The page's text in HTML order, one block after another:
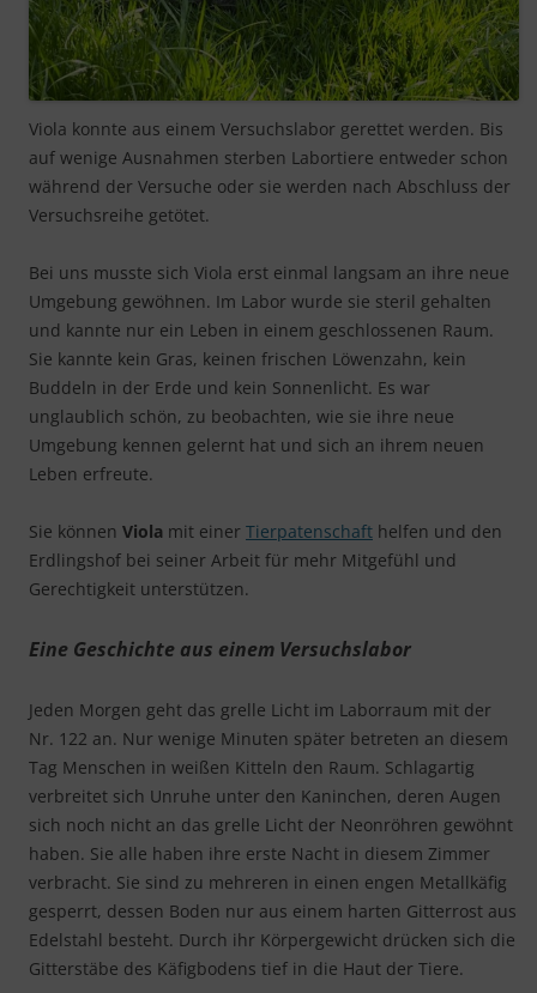
Viola konnte aus einem Versuchslabor gerettet werden. Bis
auf wenige Ausnahmen sterben Labortiere entweder schon
während der Versuche oder sie werden nach Abschluss der
Versuchsreihe getötet.
Bei uns musste sich Viola erst einmal langsam an ihre neue
Umgebung gewöhnen. Im Labor wurde sie steril gehalten
und kannte nur ein Leben in einem geschlossenen Raum.
Sie kannte kein Gras, keinen frischen Löwenzahn, kein
Buddeln in der Erde und kein Sonnenlicht. Es war
unglaublich schön, zu beobachten, wie sie ihre neue
Umgebung kennen gelernt hat und sich an ihrem neuen
Leben erfreute.
Sie können Viola mit einer Tierpatenschaft helfen und den
Erdlingshof bei seiner Arbeit für mehr Mitgefühl und
Gerechtigkeit unterstützen.
Eine Geschichte aus einem Versuchslabor
Jeden Morgen geht das grelle Licht im Laborraum mit der
Nr. 122 an. Nur wenige Minuten später betreten an diesem
Tag Menschen in weißen Kitteln den Raum. Schlagartig
verbreitet sich Unruhe unter den Kaninchen, deren Augen
sich noch nicht an das grelle Licht der Neonröhren gewöhnt
haben. Sie alle haben ihre erste Nacht in diesem Zimmer
verbracht. Sie sind zu mehreren in einen engen Metallkäfig
gesperrt, dessen Boden nur aus einem harten Gitterrost aus
Edelstahl besteht. Durch ihr Körpergewicht drücken sich die
Gitterstäbe des Käfigbodens tief in die Haut der Tiere.